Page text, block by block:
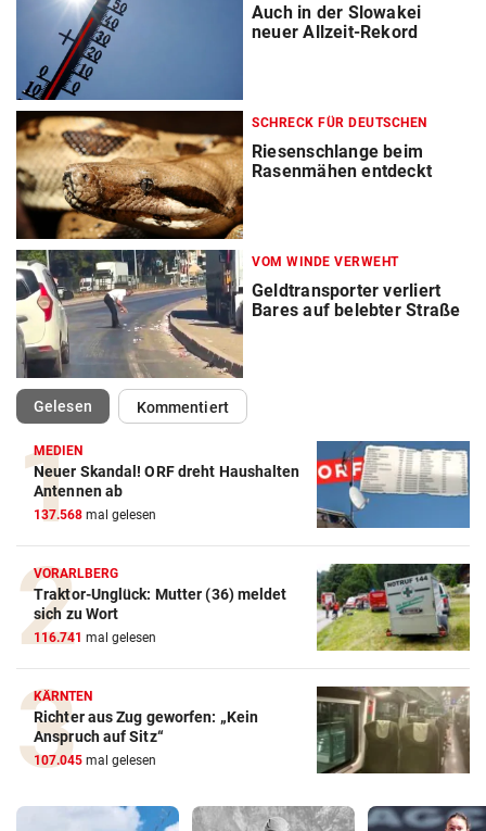
Auch in der Slowakei
neuer Allzeit-Rekord
SCHRECK FÜR DEUTSCHEN
Riesenschlange beim
Rasenmähen entdeckt
VOM WINDE VERWEHT
Geldtransporter verliert
Bares auf belebter Straße
Gelesen(ausgewählt)Kommentiert
MEDIEN
Neuer Skandal! ORF dreht Haushalten
Antennen ab
137.568 mal gelesen
VORARLBERG
Traktor-Unglück: Mutter (36) meldet
sich zu Wort
116.741 mal gelesen
KÄRNTEN
Richter aus Zug geworfen: „Kein
Anspruch auf Sitz“
107.045 mal gelesen